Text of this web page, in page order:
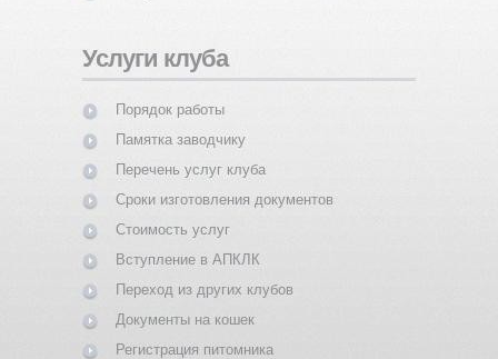
Услуги клуба
Порядок работы
Памятка заводчику
Перечень услуг клуба
Сроки изготовления документов
Стоимость услуг
Вступление в АПКЛК
Переход из других клубов
Документы на кошек
Регистрация питомника